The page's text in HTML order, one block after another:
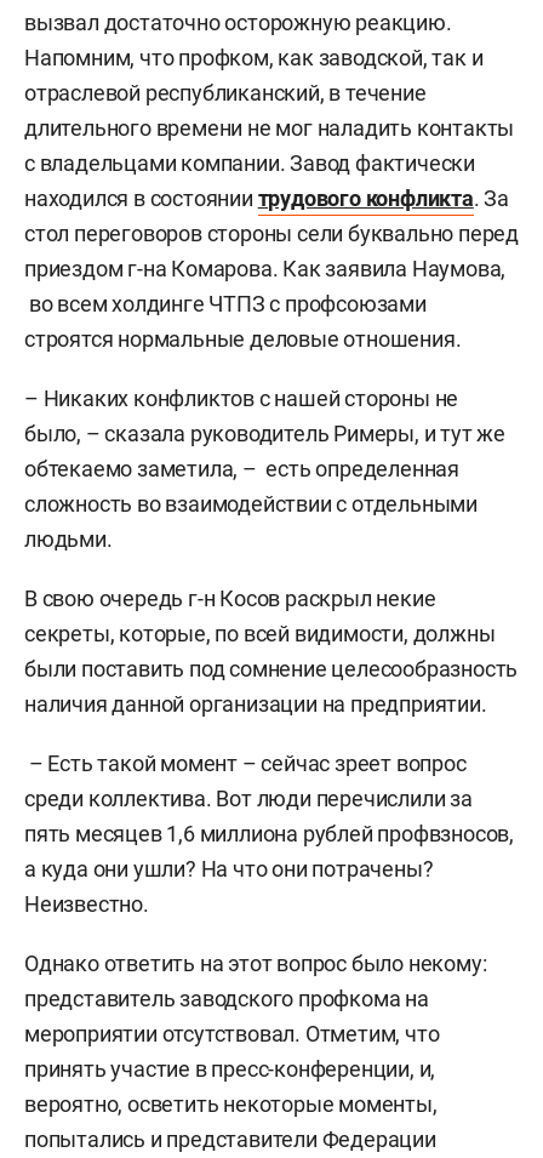
вызвал достаточно осторожную реакцию.
Напомним, что профком, как заводской, так и
отраслевой республиканский, в течение
длительного времени не мог наладить контакты
с владельцами компании. Завод фактически
находился в состоянии трудового конфликта. За
стол переговоров стороны сели буквально перед
приездом г-на Комарова. Как заявила Наумова,
во всем холдинге ЧТПЗ с профсоюзами
строятся нормальные деловые отношения.
– Никаких конфликтов с нашей стороны не
было, – сказала руководитель Римеры, и тут же
обтекаемо заметила, – есть определенная
сложность во взаимодействии с отдельными
людьми.
В свою очередь г-н Косов раскрыл некие
секреты, которые, по всей видимости, должны
были поставить под сомнение целесообразность
наличия данной организации на предприятии.
– Есть такой момент – сейчас зреет вопрос
среди коллектива. Вот люди перечислили за
пять месяцев 1,6 миллиона рублей профвзносов,
а куда они ушли? На что они потрачены?
Неизвестно.
Однако ответить на этот вопрос было некому:
представитель заводского профкома на
мероприятии отсутствовал. Отметим, что
принять участие в пресс-конференции, и,
вероятно, осветить некоторые моменты,
попытались и представители Федерации